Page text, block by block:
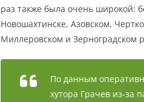
раз также была очень широкой:
Новошахтинске, Азовском,
Миллеровском и Зерноградском
По данным
хутора Грачев из-за